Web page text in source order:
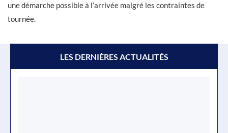
une démarche possible à l’arrivée malgré les contraintes de
tournée.
LES DERNIÈRES ACTUALITÉS